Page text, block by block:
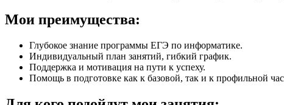
Мои преимущества:
Глубокое знание программы ЕГЭ по информатике.
Индивидуальный план занятий, гибкий график.
Поддержка и мотивация на пути к успеху.
Помощь в подготовке как к базовой, так и к профильной